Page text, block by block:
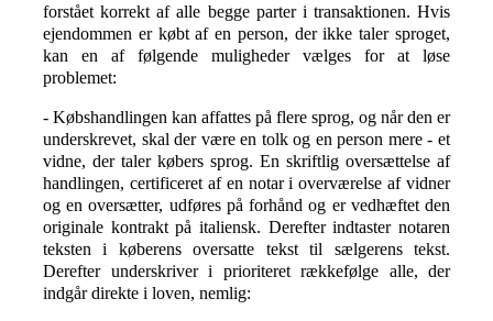
forstået korrekt af alle begge parter i transaktionen. Hvis
ejendommen er købt af en person, der ikke taler sproget,
kan en af følgende muligheder vælges for at løse
problemet:
- Købshandlingen kan affattes på flere sprog, og når den er
underskrevet, skal der være en tolk og en person mere - et
vidne, der taler købers sprog. En skriftlig oversættelse af
handlingen, certificeret af en notar i overværelse af vidner
og en oversætter, udføres på forhånd og er vedhæftet den
originale kontrakt på italiensk. Derefter indtaster notaren
teksten i køberens oversatte tekst til sælgerens tekst.
Derefter underskriver i prioriteret rækkefølge alle, der
indgår direkte i loven, nemlig: